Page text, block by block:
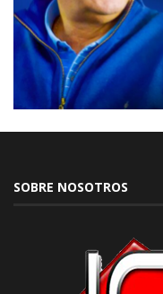
SOBRE NOSOTROS